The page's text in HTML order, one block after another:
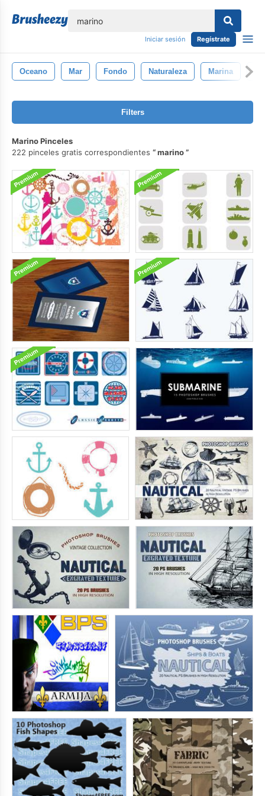
Iniciar sesión Regístrate
Oceano Mar Fondo Naturaleza Marina
Filters
Marino Pinceles
222 pinceles gratis correspondientes
marino